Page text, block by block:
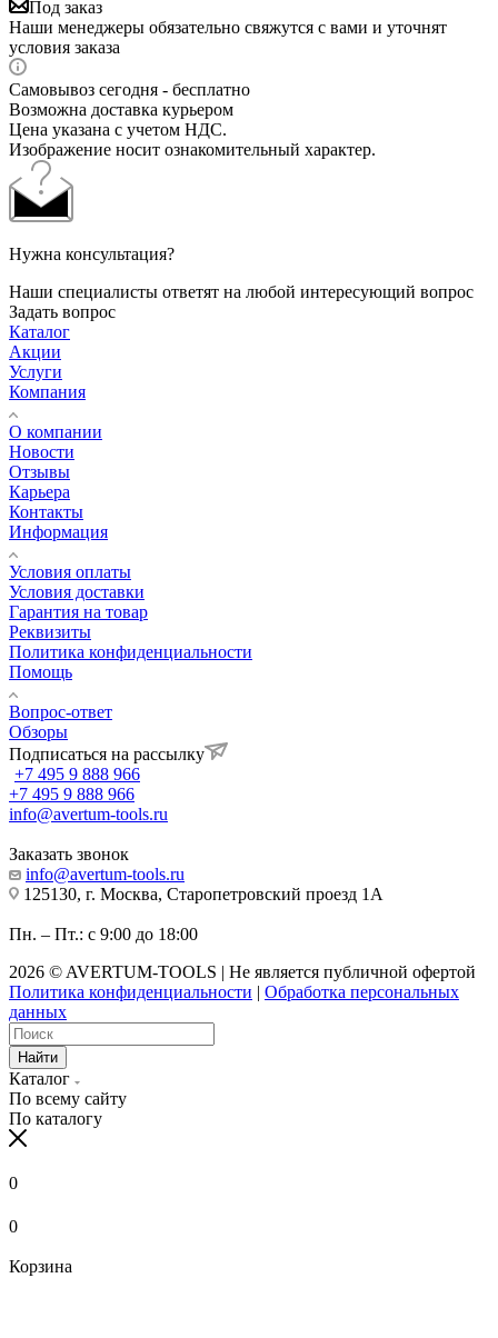
Под заказ
Наши менеджеры обязательно свяжутся с вами и уточнят
условия заказа
Самовывоз сегодня - бесплатно
Возможна доставка курьером
Цена указана с учетом НДС.
Изображение носит ознакомительный характер.
Нужна консультация?
Наши специалисты ответят на любой интересующий вопрос
Задать вопрос
Каталог
Акции
Услуги
Компания
О компании
Новости
Отзывы
Карьера
Контакты
Информация
Условия оплаты
Условия доставки
Гарантия на товар
Реквизиты
Политика конфиденциальности
Помощь
Вопрос-ответ
Обзоры
Подписаться на рассылку
+7 495 9 888 966
+7 495 9 888 966
info@avertum-tools.ru
Заказать звонок
info@avertum-tools.ru
125130, г. Москва, Старопетровский проезд 1А
Пн. – Пт.: с 9:00 до 18:00
2026 © AVERTUM-TOOLS | Не является публичной офертой
Политика конфиденциальности | Обработка персональных
данных
Найти
Каталог
По всему сайту
По каталогу
0
0
Корзина